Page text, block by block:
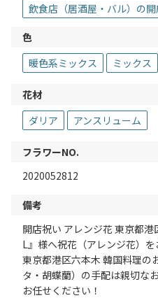
飲食店（居酒屋・バル）の
色
暖色系ミックス
ミックス
花材
ダリア
アンスリューム
フラワーNO.
2020052812
備考
開店祝い アレンジ花 東京都
L』様へ祝花（アレンジ花）を
東京都港区六本木 韓国料理の
タ・胡蝶蘭）の手配は親切な
お任せください！